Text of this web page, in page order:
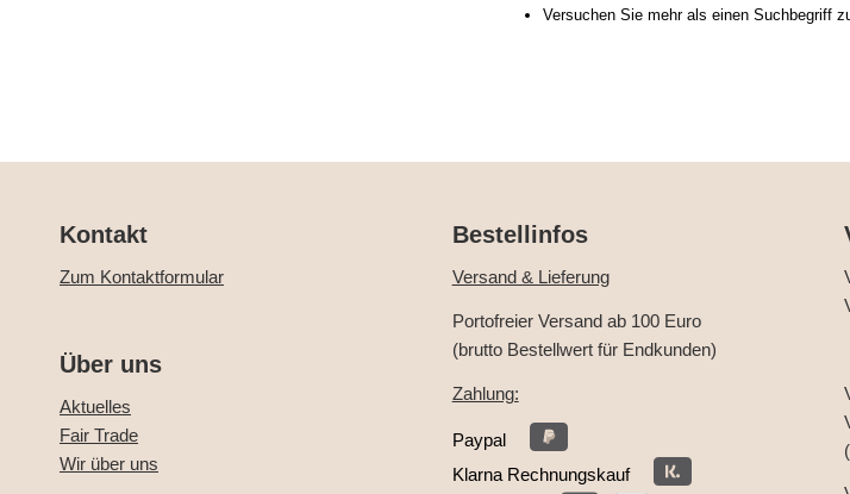
Versuchen Sie mehr als einen Suchbegriff
Kontakt
Zum Kontaktformular
Über uns
Aktuelles
Fair Trade
Wir über uns
Bestellinfos
Versand & Lieferung
Portofreier Versand ab 100 Euro
(brutto Bestellwert für Endkunden)
Zahlung:
Paypal
Klarna Rechnungskauf